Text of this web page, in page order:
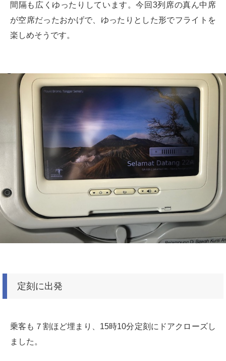
間隔も広くゆったりしています。今回3列席の真ん中席
が空席だったおかげで、ゆったりとした形でフライトを
楽しめそうです。
定刻に出発
乗客も７割ほど埋まり、15時10分定刻にドアクローズし
ました。